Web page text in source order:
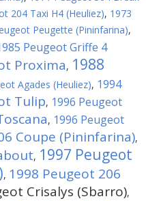
204 Taxi H4 (Heuliez), 1973
Peugette (Pininfarina),
Peugeot Griffe 4
Proxima, 1988
Agades (Heuliez), 1994
Tulip, 1996 Peugeot
, 1996 Peugeot
Coupe (Pininfarina),
, 1997 Peugeot
, 1998 Peugeot 206
Crisalys (Sbarro),